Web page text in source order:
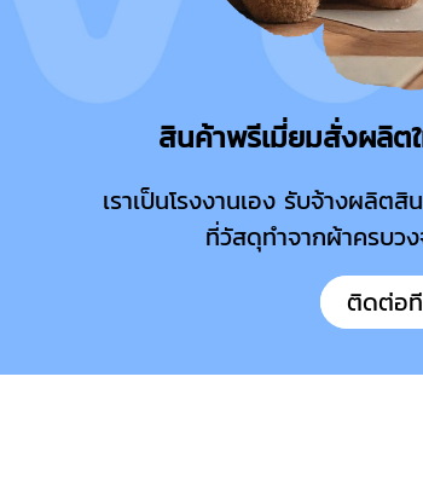
สินค้าพรีเมี่ยมสั่งผลิต
เราเป็นโรงงานเอง รับจ้างผลิ
ที่วัสดุทำจากผ้าครบว
ติดต่อ